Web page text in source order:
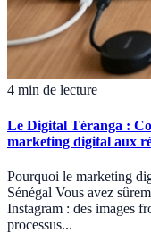
4 min de lecture
Le Digital Téranga :
marketing digital aux
Pourquoi le marketing
Sénégal Vous avez
Instagram : des images
processus...